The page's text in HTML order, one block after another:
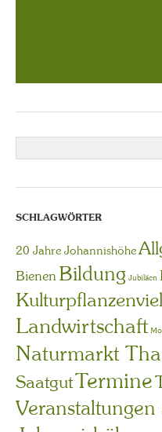
SCHLAGWÖRTER
20 Jahre Johannishöhe
Bienen Bildung Jubiläen
Landwirtschaft
Naturmarkt
SaatgutTermine